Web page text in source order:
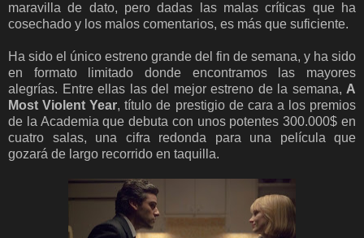
maravilla de dato, pero dadas las malas críticas que ha
cosechado y los malos comentarios, es más que suficiente.
Ha sido el único estreno grande del fin de semana, y ha sido
en formato limitado donde encontramos las mayores
alegrías. Entre ellas las del mejor estreno de la semana, A
Most Violent Year, título de prestigio de cara a los premios
de la Academia que debuta con unos potentes 300.000$ en
cuatro salas, una cifra redonda para una película que
gozará de largo recorrido en taquilla.